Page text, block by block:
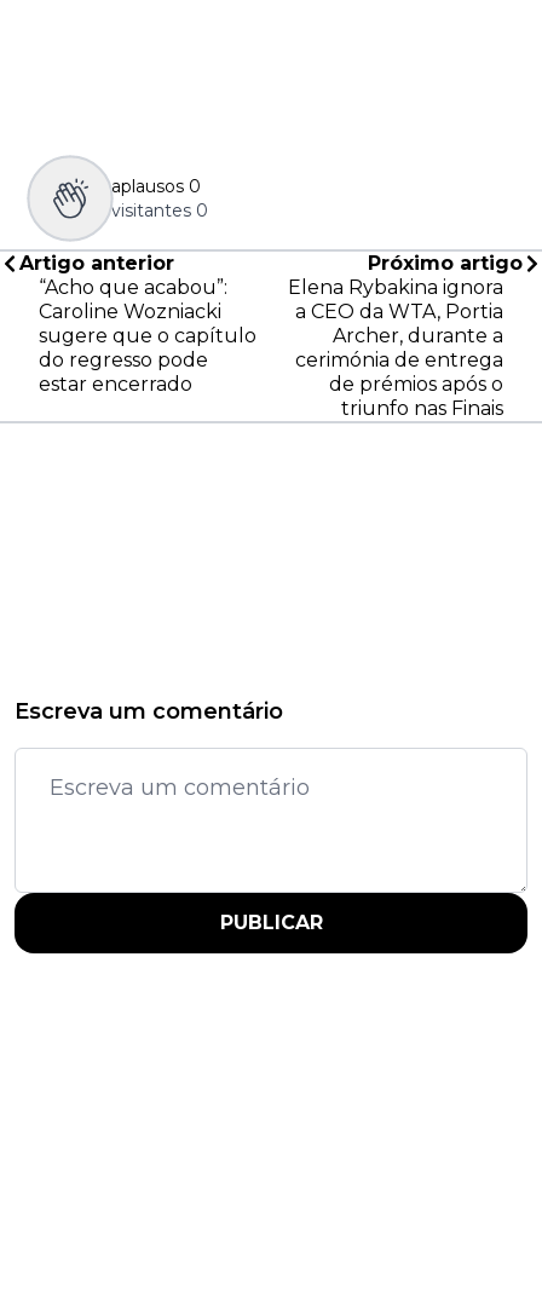
aplausos 0
visitantes 0
Artigo anterior
“Acho que acabou”:
Caroline Wozniacki
sugere que o capítulo
do regresso pode
estar encerrado
Próximo artigo
Elena Rybakina ignora
a CEO da WTA, Portia
Archer, durante a
cerimónia de entrega
de prémios após o
triunfo nas Finais
Escreva um comentário
PUBLICAR